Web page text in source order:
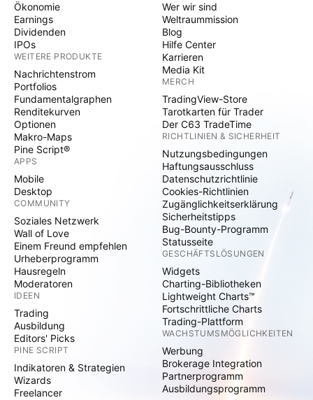
Ökonomie
Earnings
Dividenden
IPOs
WEITERE PRODUKTE
Nachrichtenstrom
Portfolios
Fundamentalgraphen
Renditekurven
Optionen
Makro-Maps
Pine Script®
APPS
Mobile
Desktop
COMMUNITY
Soziales Netzwerk
Wall of Love
Einem Freund empfehlen
Urheberprogramm
Hausregeln
Moderatoren
IDEEN
Trading
Ausbildung
Editors' Picks
PINE SCRIPT
Indikatoren & Strategien
Wizards
Freelancer
Wer wir sind
Weltraummission
Blog
Hilfe Center
Karrieren
Media Kit
MERCH
TradingView-Store
Tarotkarten für Trader
Der C63 TradeTime
RICHTLINIEN & SICHERHEIT
Nutzungsbedingungen
Haftungsausschluss
Datenschutzrichtlinie
Cookies-Richtlinien
Zugänglichkeitserklärung
Sicherheitstipps
Bug-Bounty-Programm
Statusseite
GESCHÄFTSLÖSUNGEN
Widgets
Charting-Bibliotheken
Lightweight Charts™
Fortschrittliche Charts
Trading-Plattform
WACHSTUMSMÖGLICHKEITEN
Werbung
Brokerage Integration
Partnerprogramm
Ausbildungsprogramm